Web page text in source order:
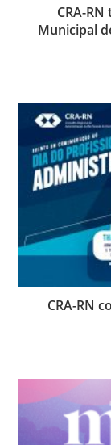
CRA-
Municipal
CRA-RN